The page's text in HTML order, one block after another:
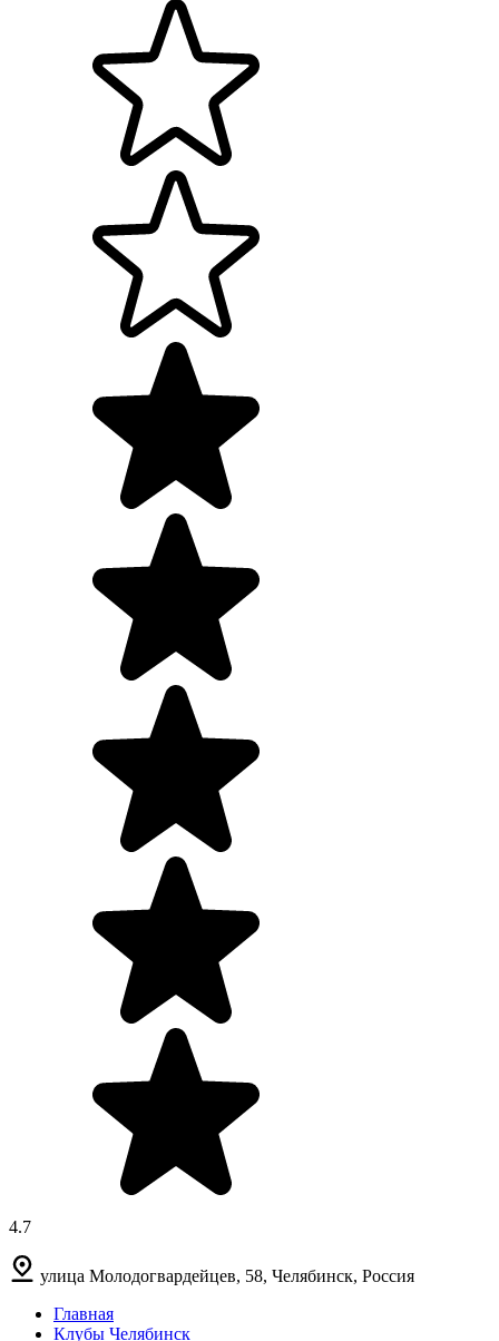
4.7
улица Молодогвардейцев, 58, Челябинск, Россия
Главная
Клубы Челябинск